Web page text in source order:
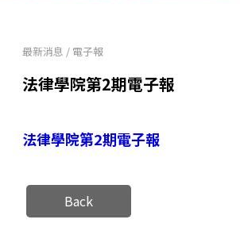
最新消息 / 電子報
法律學院第2期電子報
法律學院第2期電子報
Back